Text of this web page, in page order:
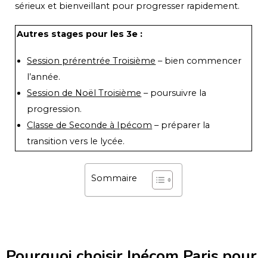
sérieux et bienveillant pour progresser rapidement.
Autres stages pour les 3e :
Session prérentrée Troisième – bien commencer
l’année.
Session de Noël Troisième – poursuivre la
progression.
Classe de Seconde à Ipécom – préparer la
transition vers le lycée.
Sommaire